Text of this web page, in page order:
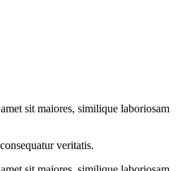
sit maiores, similique laboriosam
veritatis.